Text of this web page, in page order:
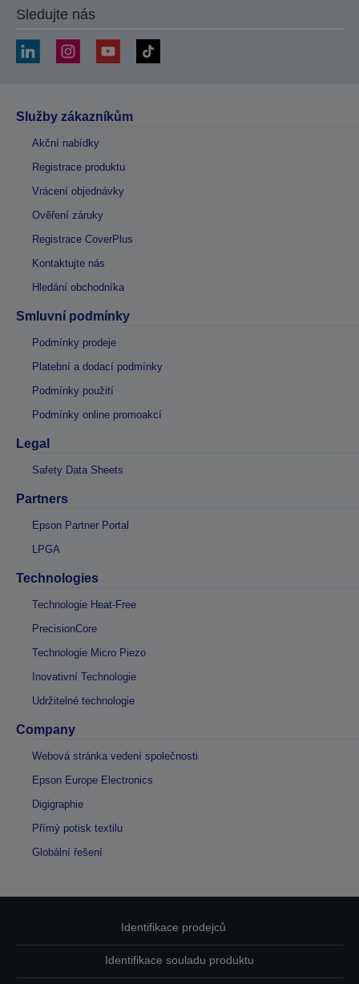
Sledujte nás
Služby zákazníkům
Akční nabídky
Registrace produktu
Vrácení objednávky
Ověření záruky
Registrace CoverPlus
Kontaktujte nás
Hledání obchodníka
Smluvní podmínky
Podmínky prodeje
Platební a dodací podmínky
Podmínky použití
Podmínky online promoakcí
Legal
Safety Data Sheets
Partners
Epson Partner Portal
LPGA
Technologies
Technologie Heat-Free
PrecisionCore
Technologie Micro Piezo
Inovativní Technologie
Udržitelné technologie
Company
Webová stránka vedení společnosti
Epson Europe Electronics
Digigraphie
Přímý potisk textilu
Globální řešení
Identifikace prodejců
Identifikace souladu produktu